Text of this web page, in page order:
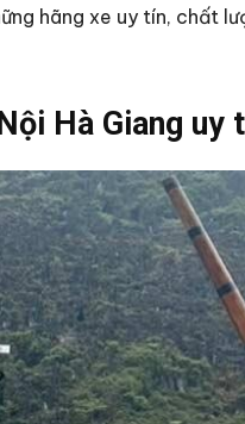
hãng xe uy tín, chất
Hà Giang uy